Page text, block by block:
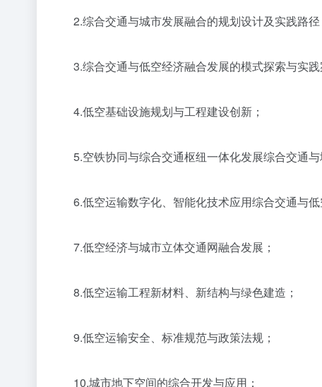
2.综合交通与城市发展融合的规划设计及实践路径
3.综合交通与低空经济融合发展的模式探索与实践
4.低空基础设施规划与工程建设创新；
5.空铁协同与综合交通枢纽一体化发展综合交通与
6.低空运输数字化、智能化技术应用综合交通与低
7.低空经济与城市立体交通网融合发展；
8.低空运输工程新材料、新结构与绿色建造；
9.低空运输安全、标准规范与政策法规；
10.城市地下空间的综合开发与应用；